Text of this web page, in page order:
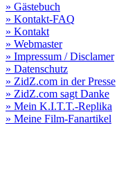
» Gästebuch
» Kontakt-FAQ
» Kontakt
» Webmaster
» Impressum / Disclamer
» Datenschutz
» ZidZ.com in der Presse
» ZidZ.com sagt Danke
» Mein K.I.T.T.-Replika
» Meine Film-Fanartikel